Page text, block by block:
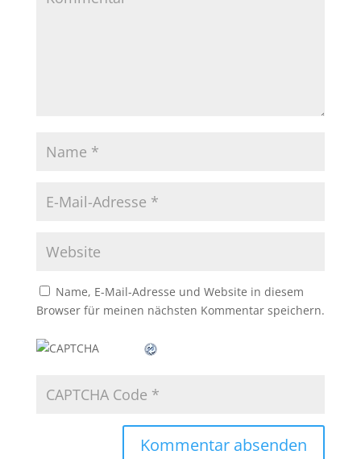
Name, E-Mail-Adresse und Website in diesem
Browser für meinen nächsten Kommentar speichern.